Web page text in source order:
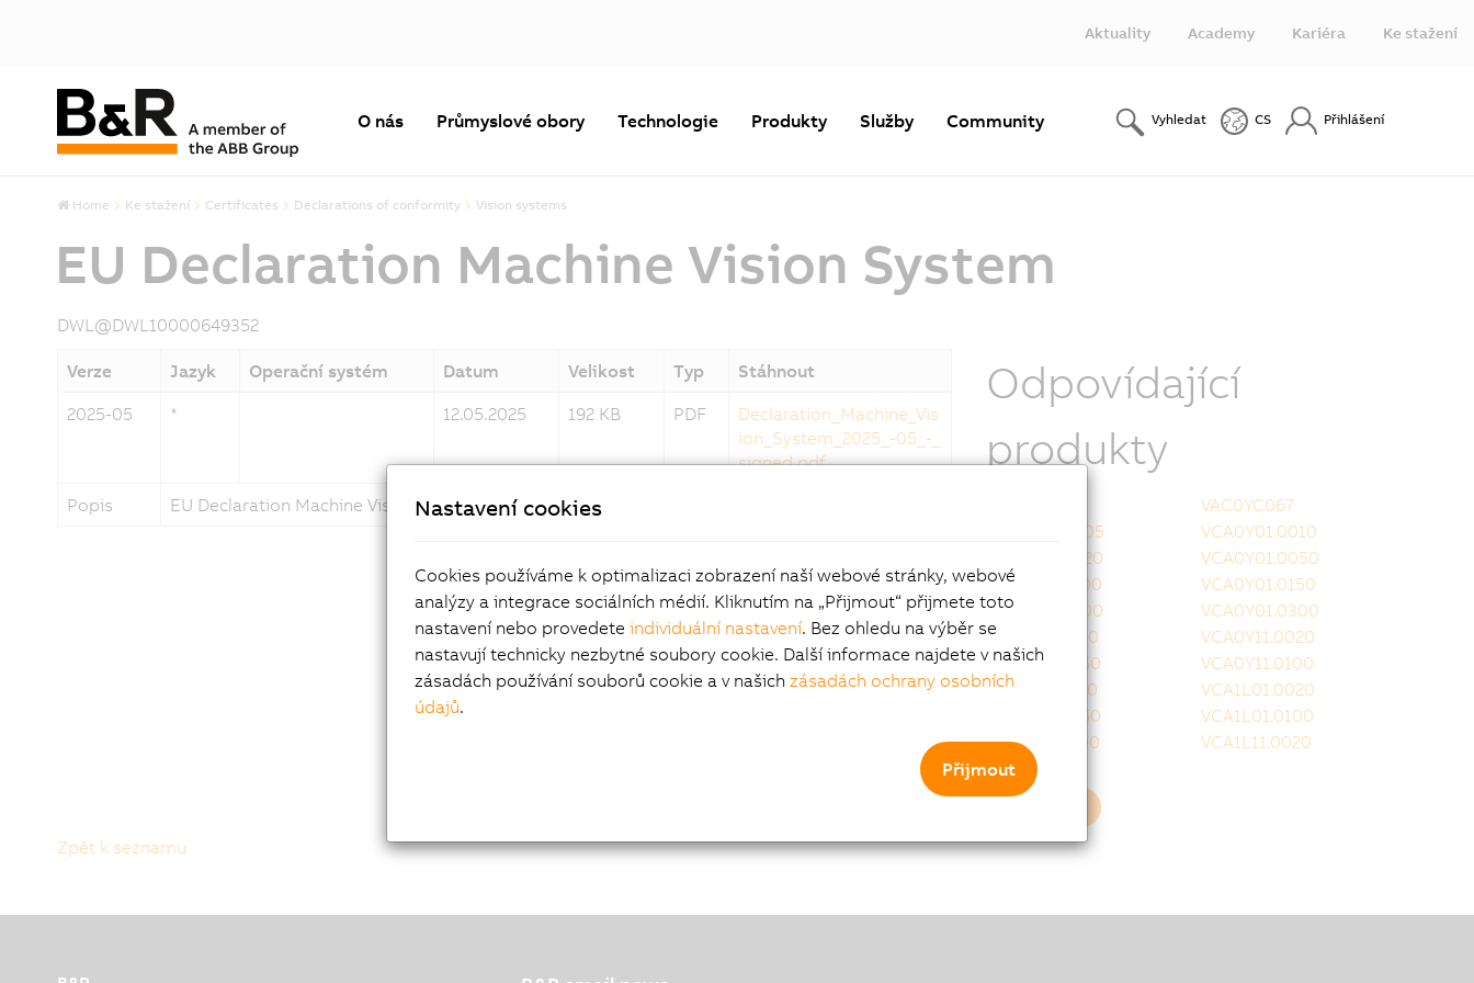
Aktuality Academy Kariéra Ke stažení
O nás Průmyslové obory Technologie Produkty Služby Community Vyhledat CS Přihlášení
Home Ke stažení Certificates Declarations of conformity Vision systems
EU Declaration Machine Vision System
DWL@DWL10000649352
Verze Jazyk Operační systém Datum Velikost Typ
Stáhnout
2025-05
* 12.05.2025 192 KB PDF
Declaration_Machine_Vis
ion_System_2025_-05_-_
signed.pdf
Popis
EU Declaration Machine Vision System
Odpovídající
produkty
VAC0YC067
VCA0Y01.0005
VCA0Y01.0010
VCA0Y01.0020
VCA0Y01.0050
VCA0Y01.0100
VCA0Y01.0150
VCA0Y01.0200
VCA0Y01.0300
VCA0Y11.0010
VCA0Y11.0020
VCA0Y11.0050
VCA0Y11.0100
VCA0Y11.0150
VCA1L01.0020
VCA1L01.0050
VCA1L01.0100
VCA1L01.0200
VCA1L11.0020
Zpět k seznamu
Nastavení cookies
Cookies používáme k optimalizaci zobrazení naší webové stránky, webové
analýzy a integrace sociálních médií. Kliknutím na „Přijmout“ přijmete toto
nastavení nebo provedete individuální nastavení. Bez ohledu na výběr se
nastavují technicky nezbytné soubory cookie. Další informace najdete v našich
zásadách používání souborů cookie a v našich zásadách ochrany osobních
údajů.
Přijmout